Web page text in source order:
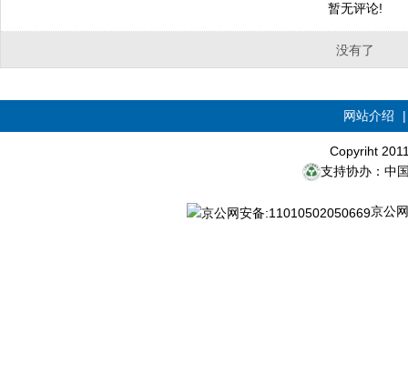
暂无评论!
没有了
网站介绍
Copyriht
支持协办：中
京公